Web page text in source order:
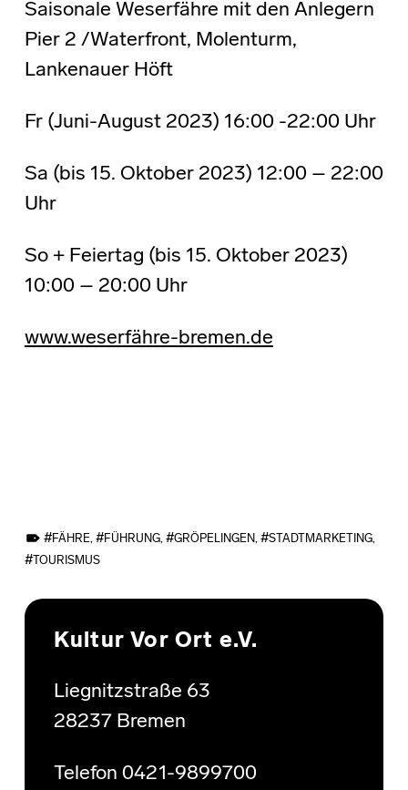
Saisonale Weserfähre mit den Anlegern
Pier 2 /Waterfront, Molenturm,
Lankenauer Höft
Fr (Juni-August 2023) 16:00 -22:00 Uhr
Sa (bis 15. Oktober 2023) 12:00 – 22:00
Uhr
So + Feiertag (bis 15. Oktober 2023)
10:00 – 20:00 Uhr
www.weserfähre-bremen.de
TAGGED AS:
FÄHRE, FÜHRUNG, GRÖPELINGEN, STADTMARKETING,
TOURISMUS
Skip back to main navigation
Kultur Vor Ort e.V.
Liegnitzstraße 63
28237 Bremen
Telefon 0421-9899700